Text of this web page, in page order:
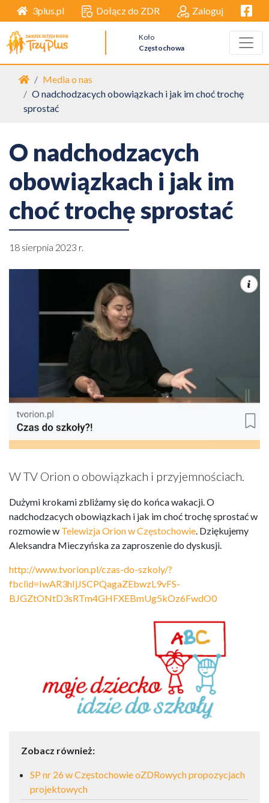
3plus.pl Dołącz do ZDR Zaloguj
Koło
Częstochowa
Strona główna
Media o nas
O nadchodzacych obowiązkach i jak im choć trochę
sprostać
O nadchodzacych
obowiązkach i jak im
choć trochę sprostać
18 sierpnia 2023 r.
W TV Orion o obowiązkach i przyjemnościach.
Dużymi krokami zbliżamy się do końca wakacji. O
nadchodzacych obowiązkach i jak im choć trochę sprostać w
rozmowie w Telewizja Orion w Częstochowie. Dziękujemy
Aleksandra Mieczyńska za zaproszenie do dyskusji.
http://www.tvorion.pl/czas-do-szkoly/?
fbclid=IwAR3hIjJSCPQagaZEbwzL9vFS-
BJGZtONtD3sRTm4GHFXEBmUg5kOz6FwdO0
Zobacz również:
SP nr 26 w Częstochowie oZDRowych propozycjach
projektowych